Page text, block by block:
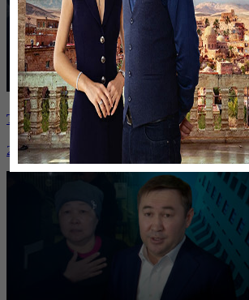
Таразда ТЭЦ қызметкерлері жалақы
26 января, 19:36